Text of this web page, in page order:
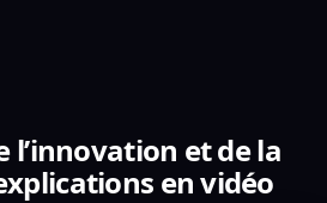
l’innovation et de la
en vidéo